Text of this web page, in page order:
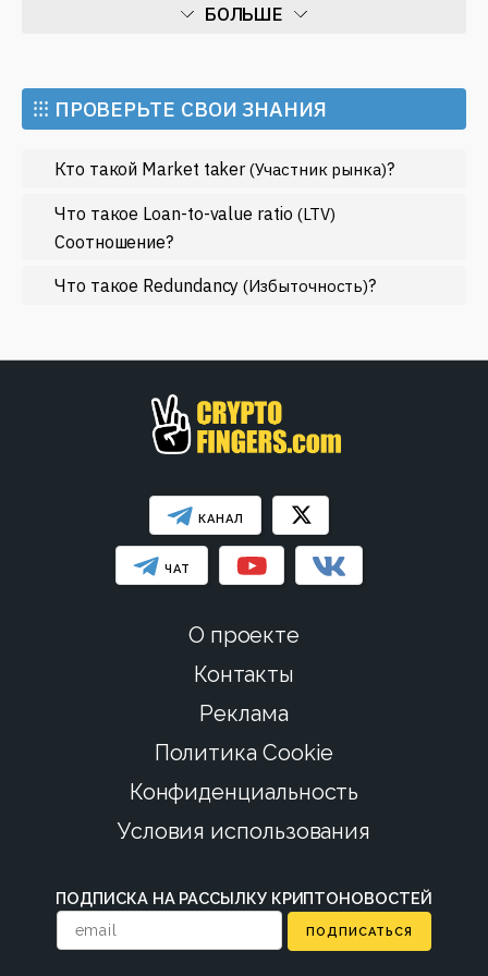
Будьте в курсе событий и используйте все
БОЛЬШЕ
Майнинг
Метавселенные
Регулирование
Рынок и события
Экономика
Эфириум
⁝⁝⁝ ПРОВЕРЬТЕ СВОИ ЗНАНИЯ
Кто такой Market taker(Участник рынка)?
Что такое Loan-to-value ratio (LTV)
Соотношение?
Что такое Redundancy(Избыточность)?
КАНАЛ
ЧАТ
О проекте
Контакты
Реклама
Политика Cookie
Конфиденциальность
Условия использования
ПОДПИСКА НА РАССЫЛКУ КРИПТОНОВОСТЕЙ
ПОДПИСАТЬСЯ